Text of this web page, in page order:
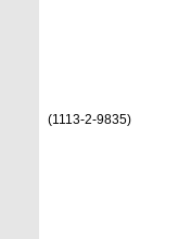
(1113-2-9835)